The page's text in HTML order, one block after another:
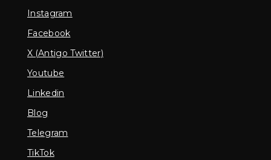
Instagram
Facebook
X (Antigo Twitter)
Youtube
Linkedin
Blog
Telegram
TikTok